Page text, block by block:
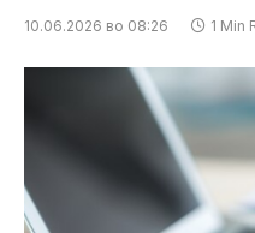
10.06.2026 во 08:26 1 Min